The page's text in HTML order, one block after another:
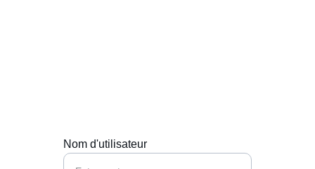
Nom d'utilisateur